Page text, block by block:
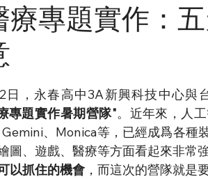
療專題實作：
日，永春高中3A新興科技中心與
專題實作暑期營隊"。近年來，人
、Monica等，已經成爲各種
圖、遊戲、醫療等方面看起來非常
以抓住的機會，而這次的營隊就是